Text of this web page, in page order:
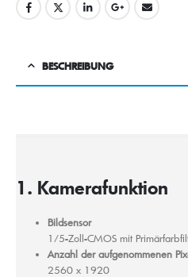
BESCHREIBUNG
1. Kamerafunktion
Bildsensor
1/5-Zoll-CMOS mit
Anzahl der aufgenommenen
2560 x 1920